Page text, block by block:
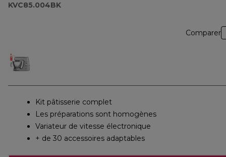
KVC85.004BK
Comparer
Kit pâtisserie complet
Les préparations sont homogènes
Variateur de vitesse électronique
+ de 30 accessoires adaptables